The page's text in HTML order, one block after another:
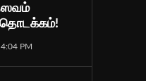
தொடக்கம்!
PM